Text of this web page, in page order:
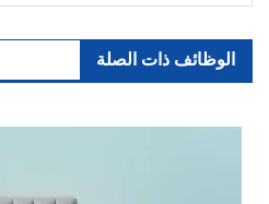
الوظائف ذات الصلة